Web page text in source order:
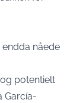
nåede
potentielt
García-